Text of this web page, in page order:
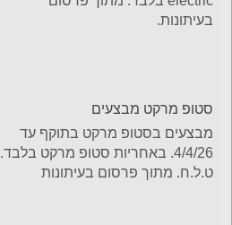
בעיתונות.
סטופ מרקט מבצעים
מבצעים בסטופ מרקט בתוקף עד
4/4/26. באחריות סטופ מרקט בלבד.
ט.ל.ח. מתוך פרסום בעיתונות